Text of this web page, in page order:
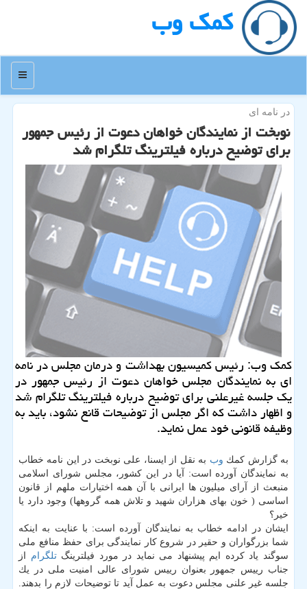
كمك وب
منو
در نامه ای
نوبخت از نمایندگان خواهان دعوت از رئیس جمهور
برای توضیح درباره فیلترینگ تلگرام شد
كمك وب: رئیس كمیسیون بهداشت و درمان مجلس در نامه
ای به نمایندگان مجلس خواهان دعوت از رئیس جمهور در
یك جلسه غیرعلنی برای توضیح درباره فیلترینگ تلگرام شد
و اظهار داشت كه اگر مجلس از توضیحات قانع نشود، باید به
وظیفه قانونی خود عمل نماید.
به گزارش كمك وب به نقل از ایسنا، علی نوبخت در این نامه خطاب
به نمایندگان آورده است: آیا در این كشور، مجلس شورای اسلامی
منبعث از آرای میلیون ها ایرانی با آن همه اختیارات ملهم از قانون
اساسی ( خون بهای هزاران شهید و تلاش همه گروهها) وجود دارد یا
خیر؟
ایشان در ادامه خطاب به نمایندگان آورده است: با عنایت به اینكه
شما بزرگواران و حقیر در شروع كار نمایندگی برای حفظ منافع ملی
سوگند یاد كرده ایم پیشنهاد می نماید در مورد فیلترینگتلگرام از
جناب رییس جمهور بعنوان رییس شورای عالی امنیت ملی در یك
جلسه غیر علنی مجلس دعوت به عمل آید تا توضیحات لازم را بدهند.